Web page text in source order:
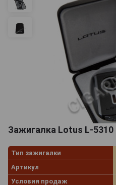
Зажигалка Lotus L-5310
Тип зажигалки
Артикул
Условия продаж